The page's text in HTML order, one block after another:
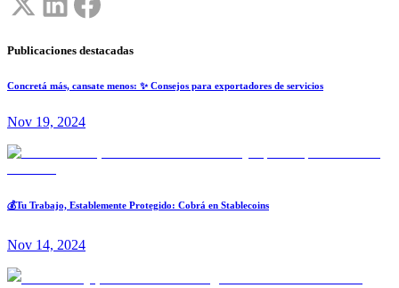
Publicaciones destacadas
Concretá más, cansate menos: ✨ Consejos para exportadores de servicios
Nov 19, 2024
💰Tu Trabajo, Establemente Protegido: Cobrá en Stablecoins
Nov 14, 2024